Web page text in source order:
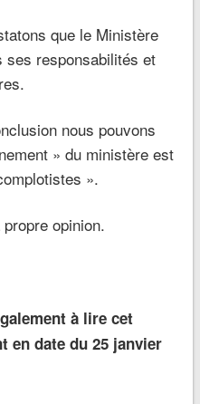
que le Ministère
ses responsabilités et
nous pouvons
» du ministère est
».
opinion.
à lire cet
en date du 25 janvier